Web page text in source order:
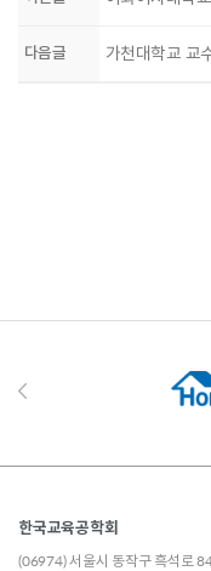
다음글 가천대학교 교
한국교육공학회
(06974) 서울시 동작구 흑석